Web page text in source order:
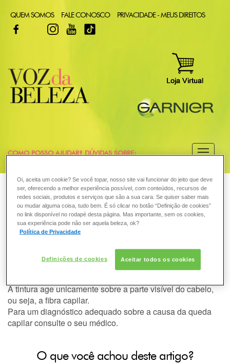
QUEM SOMOS FALE CONOSCO
PRIVACIDADE - MEUS DIREITOS
FACEBOOK
TWITTER INSTAGRAM
YOUTUBE
COMO POSSO AJUDAR? DÚVIDAS SOBRE:
CABELO
COLORAÇÃO
DESODORANTE
CONSULTORIA DE PRODUTOS GARNIER
VOZ DA BELEZA GARNIER COLORAÇÃO
A tintura pode causar queda?
Não . Aqueda de cabelos
carências nutricionais, estresse, fadiga excessiva entre
bulbo capilar
, situado dentro do couro
A tintura age unicamente sobre a parte visível do cabelo,
ou seja, a fibra capilar.
Para um diagnóstico adequado sobre a causa da queda
capilar consulte o seu médico.
O que você achou deste artigo?
Oi, aceita um cookie? Se você topar, nosso site vai funcionar do jeito que deve
ser, oferecendo a melhor experiência possível, com conteúdos, recursos de
redes sociais, produtos e serviços que são a sua cara. Se quiser saber mais
ou mudar alguma coisa, tudo bem. É só clicar no botão “Definição de cookies”
no link disponível no rodapé desta página. Mas importante, sem os cookies,
sua experiência pode não ser aquela beleza, ok?
Política de Privacidade
Definições de cookies Aceitar todos os cookies